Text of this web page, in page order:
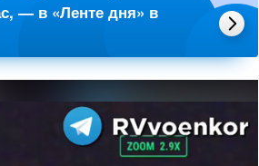
— в «Ленте дня» в